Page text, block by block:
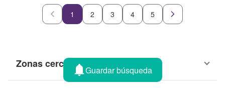
Estacionamiento
Gas natural Gimnasio
Internet
Jardín Despacho
Recámara con closet
Solo familias Sin amueblar
1 2 3 4 5
Zonas cercanas Guardar búsqueda